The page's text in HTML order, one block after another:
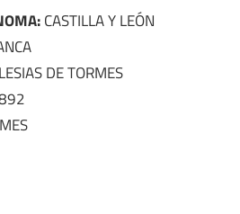
CASTILLA Y LEÓN
DE TORMES